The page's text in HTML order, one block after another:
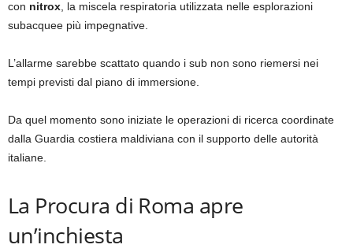
con nitrox , la miscela respiratoria utilizzata nelle esplorazioni
subacquee più impegnative.
L’allarme sarebbe scattato quando i sub non sono riemersi nei
tempi previsti dal piano di immersione.
Da quel momento sono iniziate le operazioni di ricerca coordinate
dalla Guardia costiera maldiviana con il supporto delle autorità
italiane.
La Procura di Roma apre
un’inchiesta